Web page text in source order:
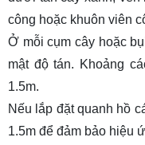
công hoặc khuôn viên
Ở mỗi cụm cây hoặc
mật độ tán. Khoảng
1.5m.
Nếu lắp đặt quanh hồ
1.5m để đảm bảo hiệu